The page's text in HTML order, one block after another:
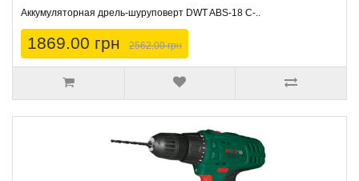
Аккумуляторная дрель-шуруповерт DWT ABS-18 C-..
1869.00 грн 2562.00 грн